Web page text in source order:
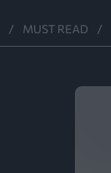
MUST READ